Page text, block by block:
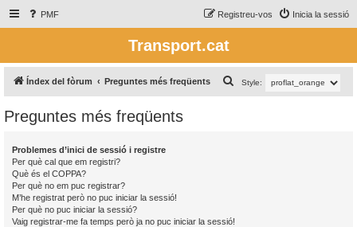
PMF Inicia la sessió
Registreu-vos
Transport.cat
Índex del fòrum Preguntes més freqüents Style:
e
Preguntes més freqüents
Problemes d’inici de sessió i registre
Per què cal que em registri?
Què és el COPPA?
Per què no em puc registrar?
M’he registrat però no puc iniciar la sessió!
Per què no puc iniciar la sessió?
Vaig registrar-me fa temps però ja no puc iniciar la sessió!